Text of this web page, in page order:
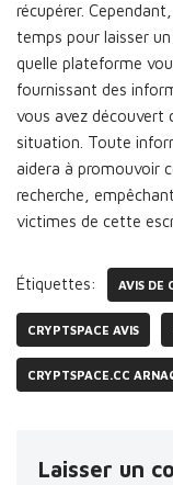
récupérer.
temps pour laisser
quelle plateforme
fournissant des
vous avez découvert
situation. Toute
aidera à promouvoir
recherche,
victimes de cette
Étiquettes: AVIS DE
CRYPTSPACE AVIS
CRYPTSPACE.CC
Laisser un